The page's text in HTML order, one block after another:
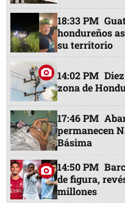
18:33 PM
hondureños
su territorio
14:02 PM
zona de
17:46 PM
permanecen
Básima
14:50 PM
de figura,
millones